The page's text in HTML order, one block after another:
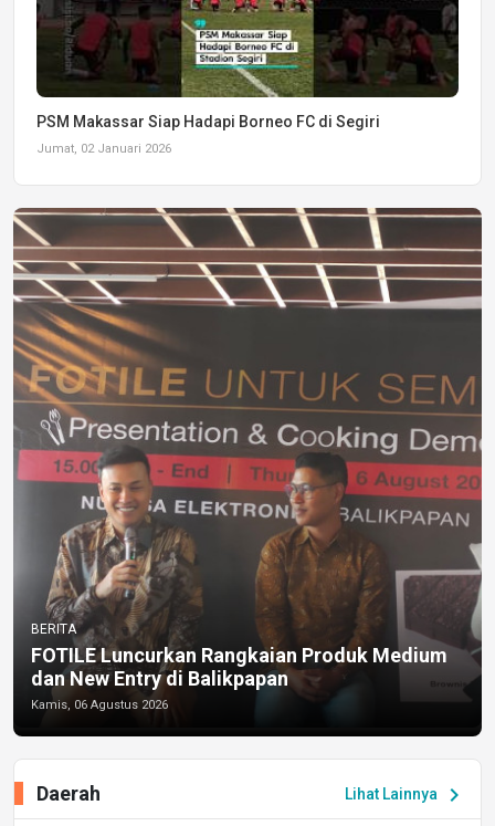
PSM Makassar Siap Hadapi Borneo FC di Segiri
Jumat, 02 Januari 2026
BERITA
FOTILE Luncurkan Rangkaian Produk Medium
dan New Entry di Balikpapan
Kamis, 06 Agustus 2026
Lihat Lainnya chevron_right
Daerah